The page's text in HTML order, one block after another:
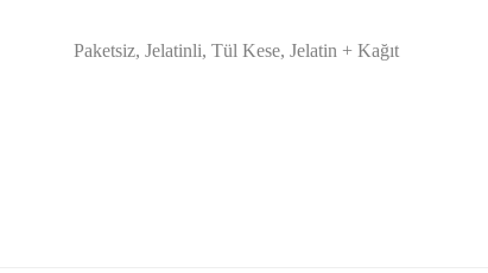
Paketsiz, Jelatinli, Tül Kese, Jelatin + Kağıt